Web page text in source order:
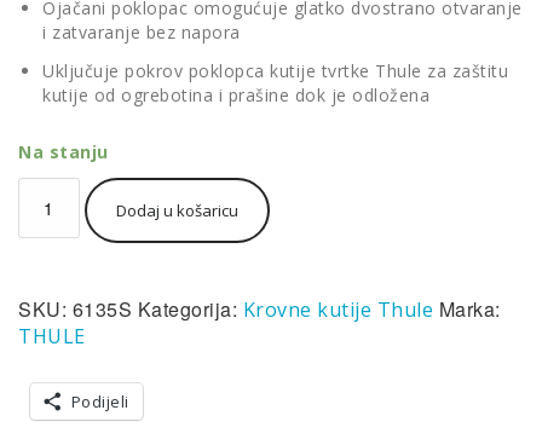
Ojačani poklopac omogućuje glatko dvostrano otvaranje
i zatvaranje bez napora
Uključuje pokrov poklopca kutije tvrtke Thule za zaštitu
kutije od ogrebotina i prašine dok je odložena
Na stanju
Vector
Alpine
mat
krovna
količina
Dodaj u košaricu
SKU: 6135S Kategorija: Krovne kutije Thule Marka:
THULE
Podijeli